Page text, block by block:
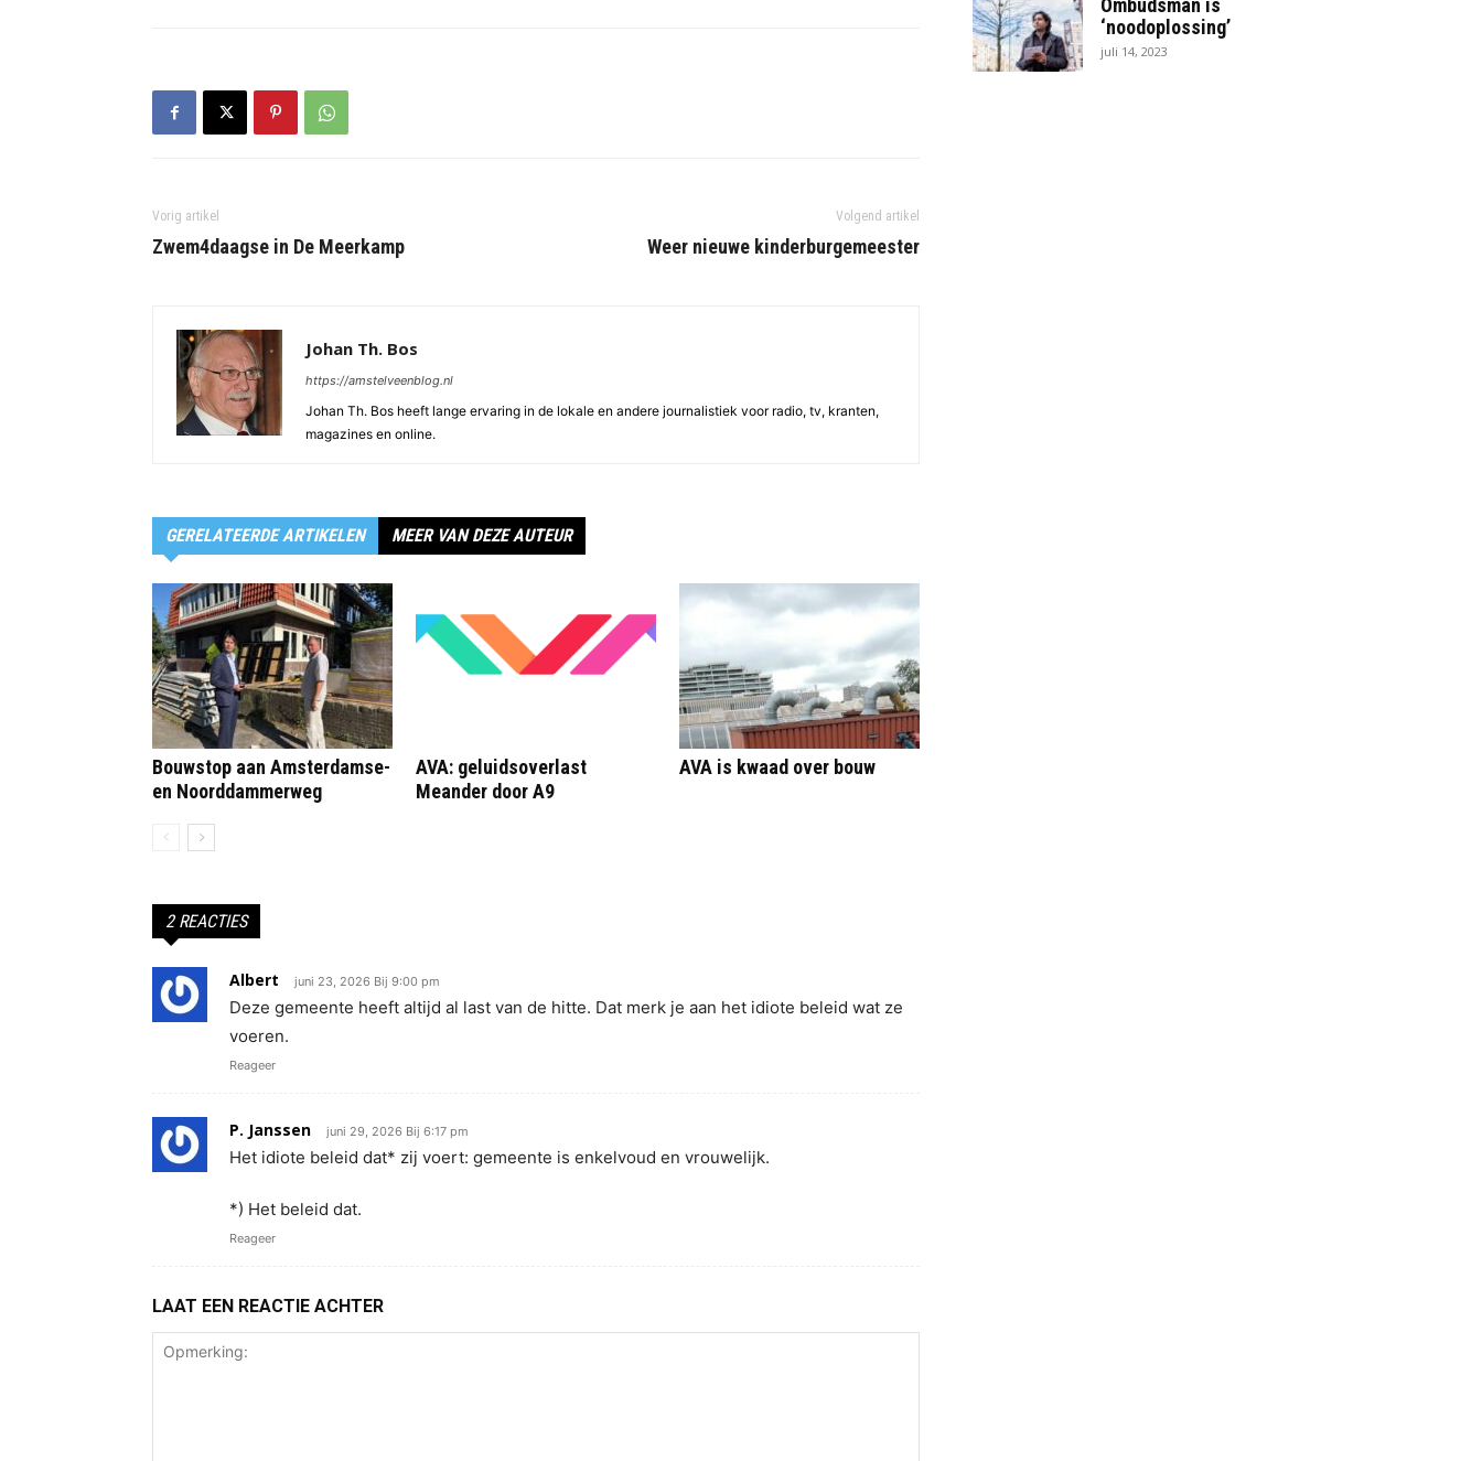
Vorig artikel
Zwem4daagse in De Meerkamp
Volgend artikel
Weer nieuwe kinderburgemeester
Johan Th. Bos
https://amstelveenblog.nl
Johan Th. Bos heeft lange ervaring in de lokale en andere journalistiek voor radio, tv, kranten,
magazines en online.
GERELATEERDE ARTIKELEN MEER VAN DEZE AUTEUR
Bouwstop aan Amsterdamse-
en Noorddammerweg
AVA: geluidsoverlast
Meander door A9
AVA is kwaad over bouw
2 REACTIES
Albert juni 23, 2026 Bij 9:00 pm
Deze gemeente heeft altijd al last van de hitte. Dat merk je aan het idiote beleid wat ze
voeren.
Reageer
P. Janssen juni 29, 2026 Bij 6:17 pm
Het idiote beleid dat* zij voert: gemeente is enkelvoud en vrouwelijk.
*) Het beleid dat.
Reageer
LAAT EEN REACTIE ACHTER
Ombudsman is
‘noodoplossing’
juli 14, 2023